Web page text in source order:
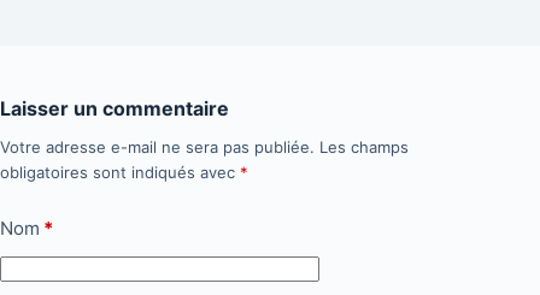
Laisser un commentaire
Votre adresse e-mail ne sera pas publiée. Les champs
obligatoires sont indiqués avec *
Nom *